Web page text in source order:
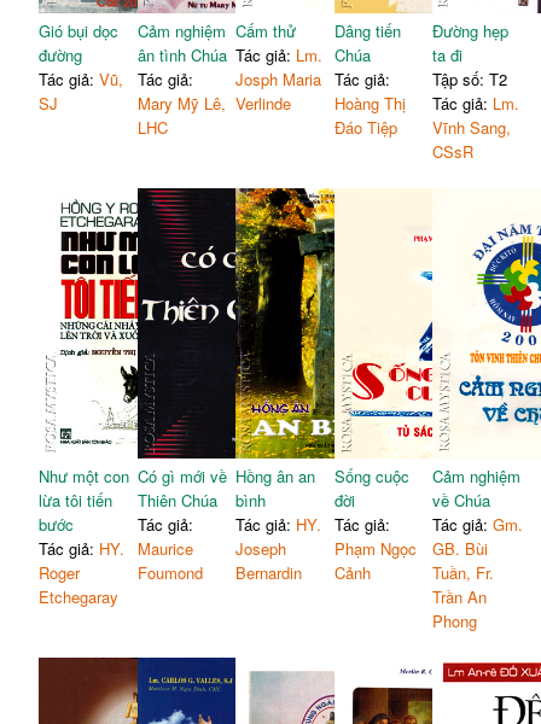
trái tim
KẾT LUẬN
234
PHẦN PHỤ LỤC
Gió bụi dọc
đường
Tác giả:Vũ,
SJ
Cảm nghiệm
ân tình Chúa
Tác giả:
Mary Mỹ Lê,
LHC
Cấm thử
Tác giả: Lm.
Josph Maria
Verlinde
Dâng tiến
Chúa
Tác giả:
Hoàng Thị
Đáo Tiệp
Đường hẹp
ta đi
Tập số: T2
Tác giả: Lm.
Vĩnh Sang,
CSsR
Như một con
lừa tôi tiến
bước
Tác giả: HY.
Roger
Etchegaray
Có gì mới về
Thiên Chúa
Tác giả:
Maurice
Foumond
Hồng ân an
bình
Tác giả: HY.
Joseph
Bernardin
Sống cuộc
đời
Tác giả:
Phạm Ngọc
Cảnh
Cảm nghiệm
về Chúa
Tác giả:Gm.
GB. Bùi
Tuần, Fr.
Trần An
Phong